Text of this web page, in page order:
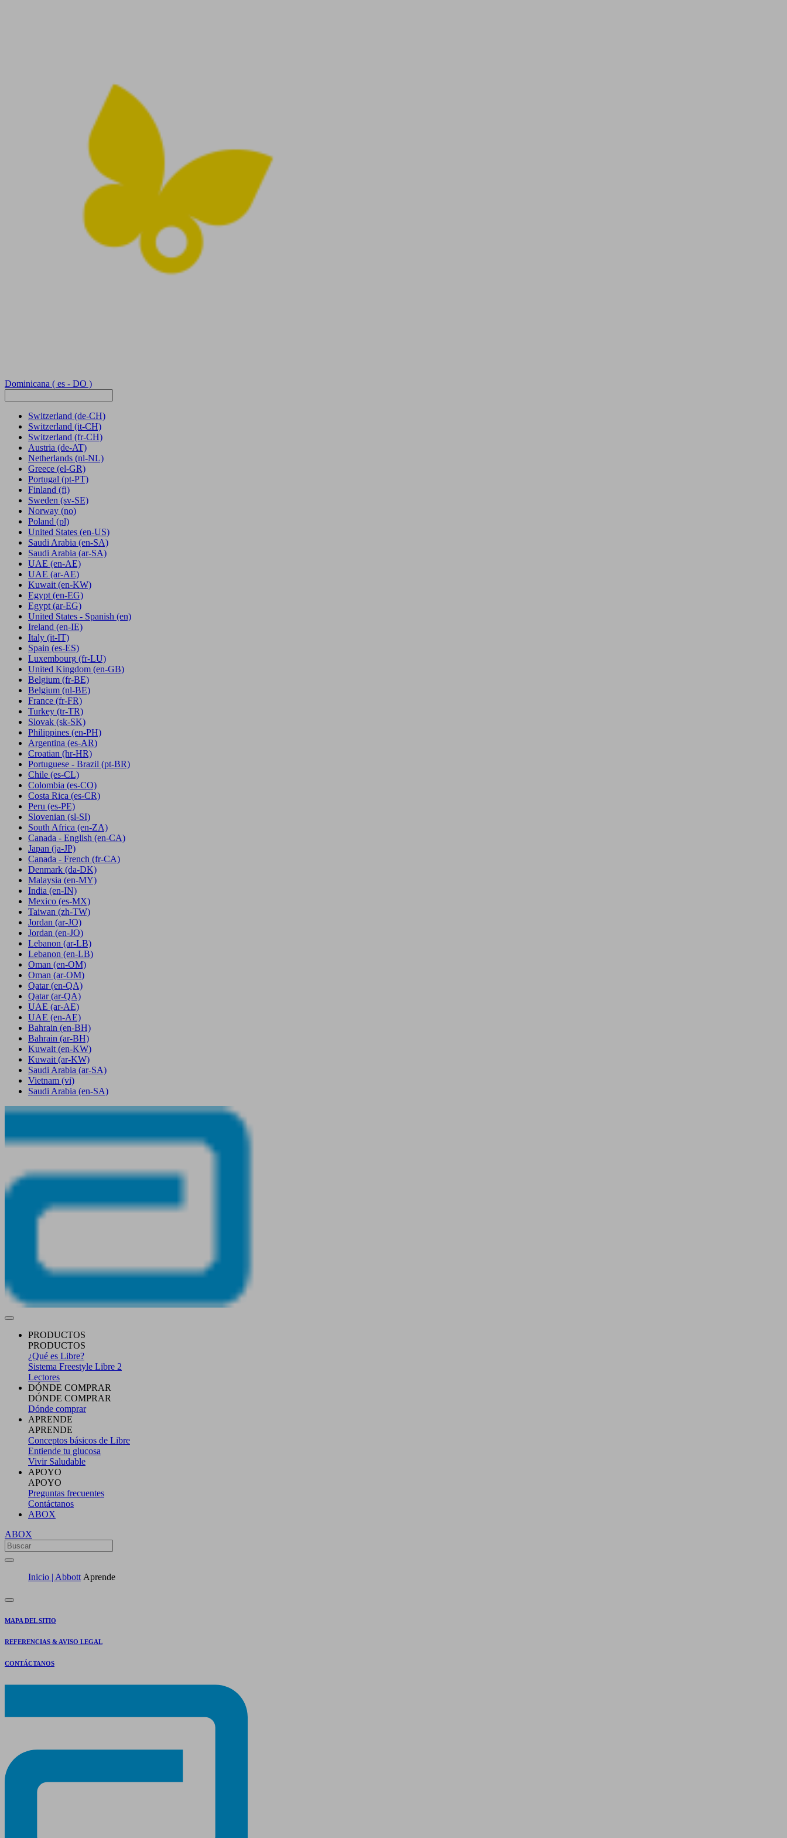
Dominicana ( es - DO )
Switzerland (de-CH)
Switzerland (it-CH)
Switzerland (fr-CH)
Austria (de-AT)
Netherlands (nl-NL)
Greece (el-GR)
Portugal (pt-PT)
Finland (fi)
Sweden (sv-SE)
Norway (no)
Poland (pl)
United States (en-US)
Saudi Arabia (en-SA)
Saudi Arabia (ar-SA)
UAE (en-AE)
UAE (ar-AE)
Kuwait (en-KW)
Egypt (en-EG)
Egypt(ar-EG)
United States - Spanish (en)
Ireland (en-IE)
Italy (it-IT)
Spain (es-ES)
Luxembourg (fr-LU)
United Kingdom (en-GB)
Belgium (fr-BE)
Belgium (nl-BE)
France (fr-FR)
Turkey (tr-TR)
Slovak (sk-SK)
Philippines (en-PH)
Argentina (es-AR)
Croatian (hr-HR)
Portuguese - Brazil (pt-BR)
Chile (es-CL)
Colombia (es-CO)
Costa Rica (es-CR)
Peru (es-PE)
Slovenian (sl-SI)
South Africa (en-ZA)
Canada - English (en-CA)
Japan (ja-JP)
Canada - French (fr-CA)
Denmark (da-DK)
Malaysia (en-MY)
India (en-IN)
Mexico (es-MX)
Taiwan (zh-TW)
Jordan (ar-JO)
Jordan (en-JO)
Lebanon (ar-LB)
Lebanon (en-LB)
Oman (en-OM)
Oman (ar-OM)
Qatar (en-QA)
Qatar (ar-QA)
UAE (ar-AE)
UAE (en-AE)
Bahrain (en-BH)
Bahrain (ar-BH)
Kuwait (en-KW)
Kuwait (ar-KW)
Saudi Arabia (ar-SA)
Vietnam (vi)
Saudi Arabia (en-SA)
PRODUCTOS
PRODUCTOS
¿Qué es Libre?
Sistema Freestyle Libre 2
Lectores
DÓNDE COMPRAR
DÓNDE COMPRAR
Dónde comprar
APRENDE
APRENDE
Conceptos básicos de Libre
Entiende tu glucosa
Vivir Saludable
APOYO
APOYO
Preguntas frecuentes
Contáctanos
ABOX
ABOX
Inicio | Abbott Aprende
MAPA DEL SITIO
REFERENCIAS & AVISO LEGAL
CONTÁCTANOS